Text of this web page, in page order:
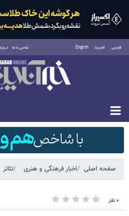
فارسی العربية English تماس با ما
شنبه ۱۷ مرداد ۱۴۰۵
صفحه اصلی اخبار فرهنگی و هنری تئاتر
۰ نفر